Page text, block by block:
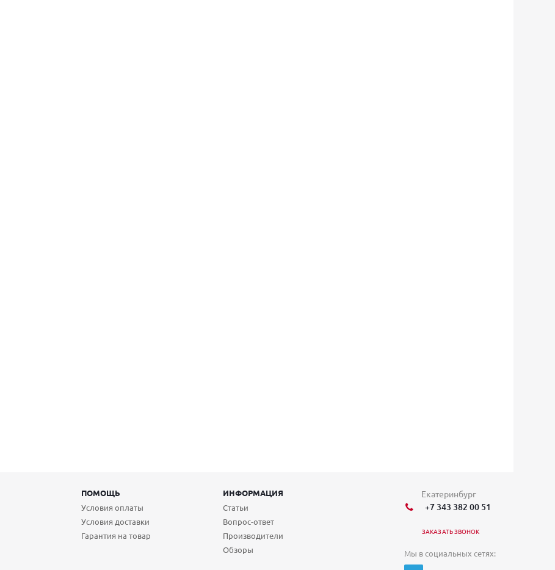
ПОМОЩЬ
ИНФОРМАЦИЯ
Условия оплаты
Условия доставки
Гарантия на товар
Статьи
Вопрос-ответ
Производители
Обзоры
Екатеринбург
+7 343 382 00 51
ЗАКАЗАТЬ ЗВОНОК
Мы в социальных сетях: